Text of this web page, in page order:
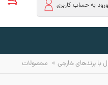
ورود به حساب کاربری
با برندهای خارجی » محصولات